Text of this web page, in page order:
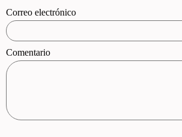
Correo electrónico
Comentario